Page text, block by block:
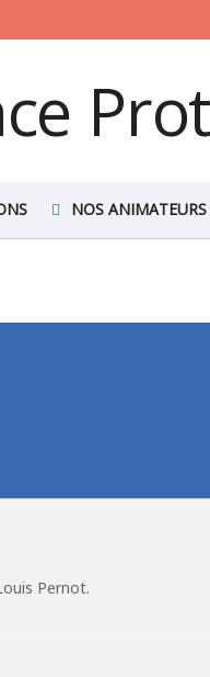
NOS ANIMATEURS
Pernot.